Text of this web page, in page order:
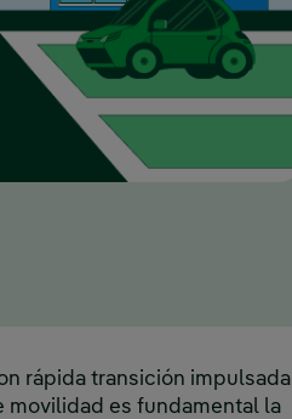
rápida transición impulsada
movilidad es fundamental la